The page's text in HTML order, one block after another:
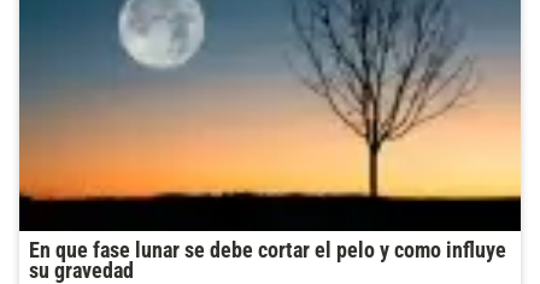
En que fase lunar se debe cortar el pelo y como influye
su gravedad